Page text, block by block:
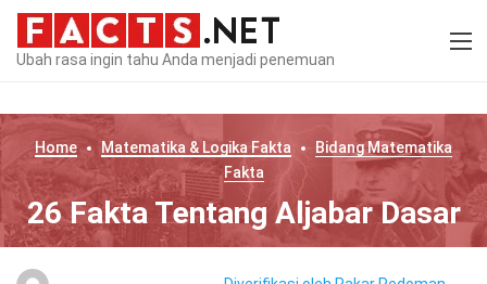
Ubah rasa ingin tahu Anda menjadi penemuan
Home Matematika & Logika Fakta
Bidang Matematika
Fakta
26 Fakta Tentang Aljabar Dasar